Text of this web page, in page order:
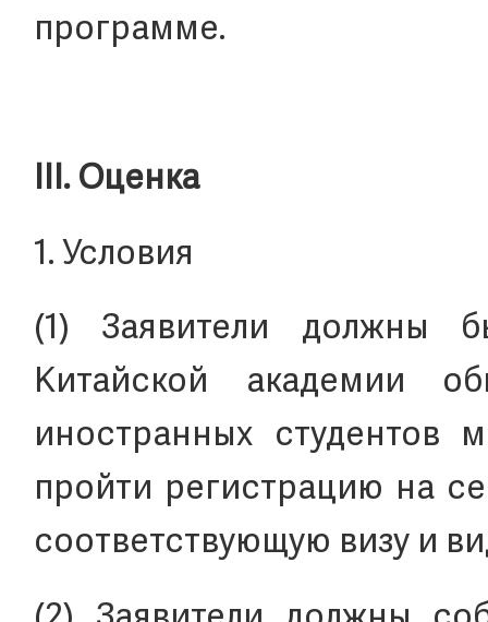
программе.
III. Оценка
1. Условия
(1) Заявители должны
Китайской академии
иностранных студентов
пройти регистрацию на
соответствующую визу и